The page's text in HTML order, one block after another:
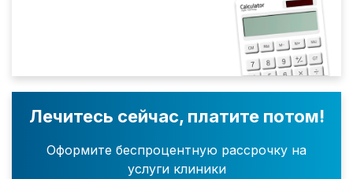
Лечитесь сейчас, платите потом!
Оформите беспроцентную рассрочку на
услуги клиники